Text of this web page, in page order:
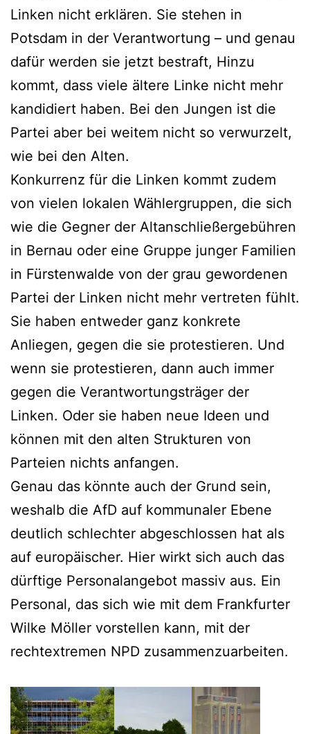
Linken nicht erklären. Sie stehen in
Potsdam in der Verantwortung – und genau
dafür werden sie jetzt bestraft, Hinzu
kommt, dass viele ältere Linke nicht mehr
kandidiert haben. Bei den Jungen ist die
Partei aber bei weitem nicht so verwurzelt,
wie bei den Alten.
Konkurrenz für die Linken kommt zudem
von vielen lokalen Wählergruppen, die sich
wie die Gegner der Altanschließergebühren
in Bernau oder eine Gruppe junger Familien
in Fürstenwalde von der grau gewordenen
Partei der Linken nicht mehr vertreten fühlt.
Sie haben entweder ganz konkrete
Anliegen, gegen die sie protestieren. Und
wenn sie protestieren, dann auch immer
gegen die Verantwortungsträger der
Linken. Oder sie haben neue Ideen und
können mit den alten Strukturen von
Parteien nichts anfangen.
Genau das könnte auch der Grund sein,
weshalb die AfD auf kommunaler Ebene
deutlich schlechter abgeschlossen hat als
auf europäischer. Hier wirkt sich auch das
dürftige Personalangebot massiv aus. Ein
Personal, das sich wie mit dem Frankfurter
Wilke Möller vorstellen kann, mit der
rechtextremen NPD zusammenzuarbeiten.